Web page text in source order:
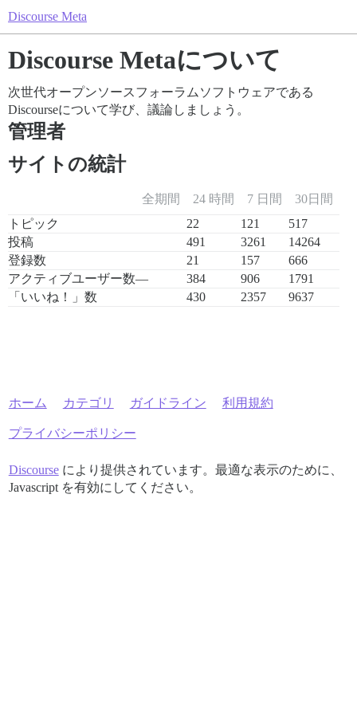
Discourse Meta
Discourse Metaについて
次世代オープンソースフォーラムソフトウェアである
Discourseについて学び、議論しましょう。
管理者
サイトの統計
全期間 24 時間 7 日間
30日間
トピック
22 121
517
投稿
491 3261
14264
登録数
21 157
666
アクティブユーザー数— 384 906
1791
「いいね！」数
430 2357 9637
ホーム カテゴリ ガイドライン 利用規約
プライバシーポリシー
Discourseにより提供されています。最適な表示のために、
Javascript を有効にしてください。